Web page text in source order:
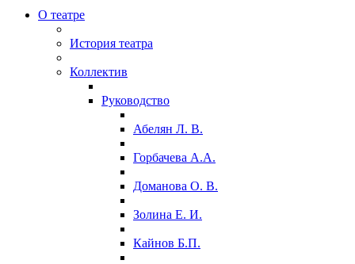
О театре
История театра
Коллектив
Руководство
Абелян Л. В.
Горбачева А.А.
Доманова О. В.
Золина Е. И.
Кайнов Б.П.